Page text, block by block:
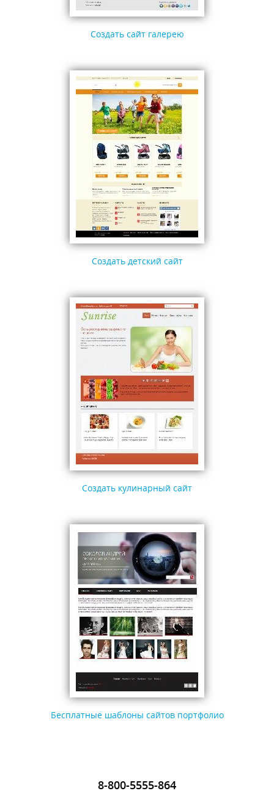
Создать сайт галерею
Создать детский сайт
Создать кулинарный сайт
Бесплатные шаблоны сайтов портфолио
8-800-5555-864